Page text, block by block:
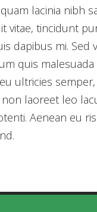
lacinia nibh
vitae, tincidunt
dapibus mi. Sed
quis
ultricies
laoreet leo
Aenean eu